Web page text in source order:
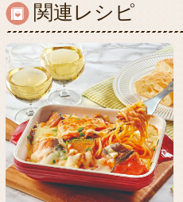
関連レシピ